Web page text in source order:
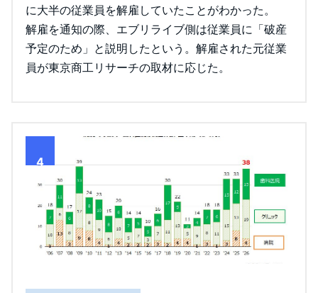
に大半の従業員を解雇していたことがわかった。
解雇を通知の際、エブリライブ側は従業員に「破産
予定のため」と説明したという。解雇された元従業
員が東京商工リサーチの取材に応じた。
4